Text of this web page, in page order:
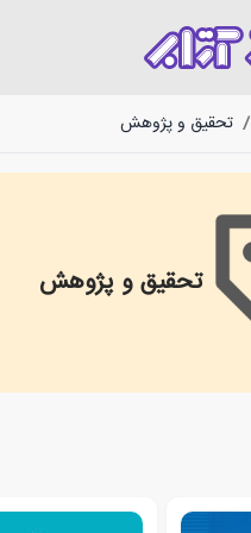
/ تحقیق و پژوهش
تحقیق و پژوهش
تحقیق و پژوهش